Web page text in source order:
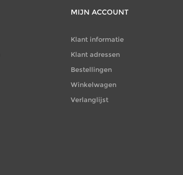
MIJN ACCOUNT
Klant informatie
Klant adressen
Bestellingen
Winkelwagen
Verlanglijst